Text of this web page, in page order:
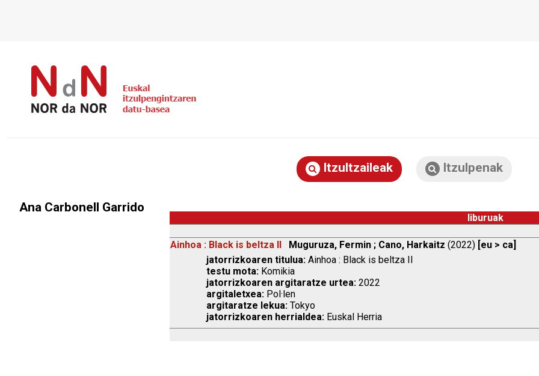
Itzultzaileak Itzulpenak
Ana Carbonell Garrido
liburuak
Ainhoa : Black is beltza II Muguruza, Fermin ; Cano, Harkaitz (2022) [eu > ca]
jatorrizkoaren titulua: Ainhoa : Black is beltza II
testu mota: Komikia
jatorrizkoaren argitaratze urtea: 2022
argitaletxea: Pol·len
argitaratze lekua: Tokyo
jatorrizkoaren herrialdea: Euskal Herria